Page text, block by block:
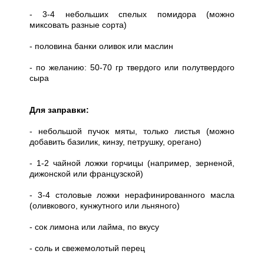
- 3-4 небольших спелых помидора (можно
миксовать разные сорта)
- половина банки оливок или маслин
- по желанию: 50-70 гр твердого или полутвердого
сыра
Для заправки:
- небольшой пучок мяты, только листья (можно
добавить базилик, кинзу, петрушку, орегано)
- 1-2 чайной ложки горчицы (например, зерненой,
дижонской или французской)
- 3-4 столовые ложки нерафинированного масла
(оливкового, кунжутного или льняного)
- сок лимона или лайма, по вкусу
- соль и свежемолотый перец